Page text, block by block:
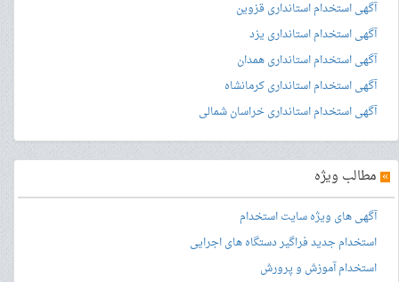
آگهی استخدام استانداری قزوین
آگهی استخدام استانداری یزد
آگهی استخدام استانداری همدان
آگهی استخدام استانداری کرمانشاه
آگهی استخدام استانداری خراسان شمالی
» مطالب ویژه
آگهی های ویژه سایت استخدام
استخدام جدید فراگیر دستگاه های اجرایی
استخدام آموزش و پرورش